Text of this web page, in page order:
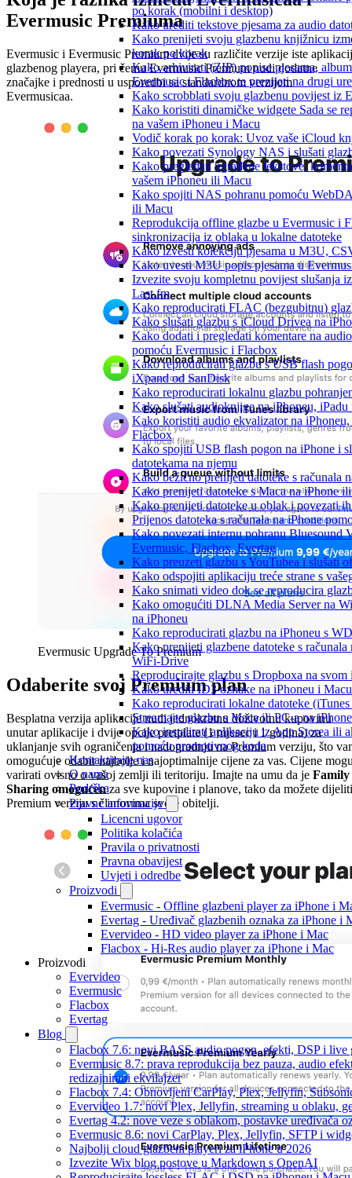
po korak (mobilni i desktop)
Kako urediti tekstove pjesama za audio
Kako prenijeti svoju glazbenu knjižnicu
korak po korak
Kako arhivirati (ZIP) popise pjesama,
Evermusic i Flacbox te prenijeti na drugi
Kako scrobblati svoju glazbenu povijest iz
Kako koristiti dinamičke widgete Sada se
na vašem iPhoneu i Macu
Vodič korak po korak: Uvoz vaše iCloud
Kako povezati Synology NAS i slušati
Kako pregledati ugrađene tekstove,
vašem iPhoneu ili Macu
Kako spojiti NAS pohranu pomoću
ili Macu
Reprodukcija offline glazbe u Evermusic i
sinkronizacija iz oblaka u lokalne datoteke
Kako izvesti kolekciju pjesama u M3U,
Kako uvesti M3U popis pjesama u
Izvezite svoju kompletnu povijest slušanja
Last.fm
Kako reproducirati FLAC (bezgubitnu)
Kako slušati glazbu s iCloud Drivea na
Kako dodati i pregledati komentare na
pomoću Evermusic i Flacbox
Kako reproducirati glazbu s USB flash
iXpand od SanDisk
Kako reproducirati lokalnu glazbu
Kako slušati audioknjige na iPhoneu,
Kako koristiti audio ekvalizator na
Flacbox
Kako spojiti USB flash pogon na iPhone i
datotekama na njemu
Kako bežično prenijeti datoteke s računala
Kako prenijeti datoteke s Maca na iPhone
Kako prenijeti datoteke u oblak i povezati
Prijenos datoteka s računala na iPhone
Kako povezati internu pohranu Bluesound
Evermusic, Flacbox, Evertag
Kako preuzeti glazbu s YouTubea i slušati
Kako odspojiti aplikaciju treće strane s
Kako snimati video dok se reproducira
Kako omogućiti DLNA Media Server na
na iPhoneu
Kako reproducirati glazbu na iPhoneu s
Kako prenijeti glazbene datoteke s
WiFi-Drive
Reproducirajte glazbu s Dropboxa na
Kako urediti ID3 oznake na iPhoneu i Macu
Kako reproducirati lokalne datoteke
Streamajte glazbu s Maca ili PC-a na
Kako instalirati aplikaciju iz App Storea ili
pomoću promotivnog koda
Kontaktirajte nas
O nama
Podrška
Pravne informacije
Licencni ugovor
Politika kolačića
Pravila o privatnosti
Pravna obavijest
Uvjeti i odredbe
Proizvodi
Evermusic - Offline glazbeni player za iPhone i
Evertag - Uređivač glazbenih oznaka za iPhone i
Evervideo - HD video player za iPhone i Mac
Flacbox - Hi-Res audio player za iPhone i Mac
Proizvodi
Evervideo
Evermusic
Flacbox
Evertag
Blog
Flacbox 7.6: novi BASS audio pogon, efekti, DSP i live
Evermusic 8.7: prava reprodukcija bez pauza, audio
redizajnirani ekvilajzer
Flacbox 7.4: Obnovljeni CarPlay, Plex, Jellyfin,
Evervideo 1.7: novi Plex, Jellyfin, streaming u oblaku,
Evertag 4.2: nove veze s oblakom, postavke uređivača
Evermusic 8.6: novi CarPlay, Plex, Jellyfin, SFTP i
Najbolji cloud glazbeni playeri za iPhone u 2026
Izvezite Wix blog postove u Markdown s OpenAI
Evermusic Premiuma
Evermusic i Evermusic Premium dvije su različite verzije iste
glazbenog playera, pri čemu Evermusic Premium nudi dodatne
značajke i prednosti u usporedbi sa standardnom verzijom
Evermusicaa.
Evermusic Upgrade To Premium
Odaberite svoj Premium plan
Besplatna verzija aplikacije nudi jednokratnu doživotnu kupovinu
unutar aplikacije i dvije opcije pretplate (1 mjesec i 1 godina) za
uklanjanje svih ograničenja i nadogradnju na Premium verziju, što
omogućuje odabir najbolje i najoptimalnije cijene za vas. Cijene
varirati ovisno o vašoj zemlji ili teritoriju. Imajte na umu da je Family
Sharing omogućenza sve kupovine i planove, tako da možete dijeliti
Premium verziju s članovima svoje obitelji.